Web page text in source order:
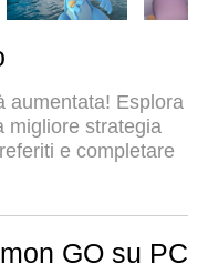
aumentata! Esplora
migliore strategia
e completare
in combattimenti
GO su PC